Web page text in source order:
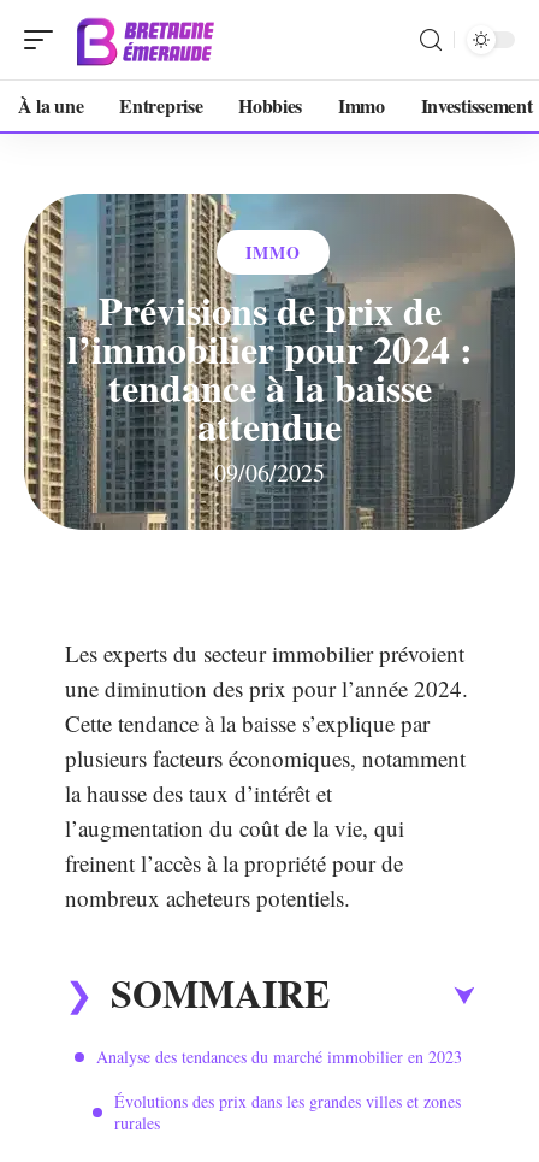
À la une Entreprise Hobbies Immo Investissement
IMMO
Prévisions de prix de
l’immobilier pour 2024 :
tendance à la baisse
attendue
09/06/2025
Les experts du secteur immobilier prévoient
une diminution des prix pour l’année 2024.
Cette tendance à la baisse s’explique par
plusieurs facteurs économiques, notamment
la hausse des taux d’intérêt et
l’augmentation du coût de la vie, qui
freinent l’accès à la propriété pour de
nombreux acheteurs potentiels.
SOMMAIRE
Analyse des tendances du marché immobilier en 2023
Évolutions des prix dans les grandes villes et zones
rurales